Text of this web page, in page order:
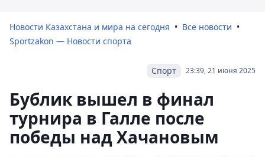
Новости Казахстана и мира на сегодня
Все новости
Sportzakon — Новости спорта
23:39, 21 июня 2025
Спорт
Бублик вышел в финал
турнира в Галле после
победы над Хачановым